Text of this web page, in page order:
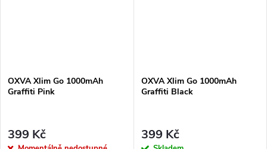
OXVA Xlim Go 1000mAh
Graffiti Pink
399 Kč
OXVA Xlim Go 1000mAh
Graffiti Black
399 Kč